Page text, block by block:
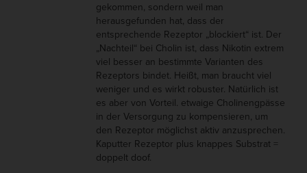
gekommen, sondern weil man
herausgefunden hat, dass der
entsprechende Rezeptor „blockiert“ ist. Der
„Nachteil“ bei Cholin ist, dass Nikotin extrem
viel besser an bestimmte Varianten des
Rezeptors bindet. Heißt, man braucht viel
weniger und es wirkt robuster. Natürlich ist
es aber von Vorteil. etwaige Cholinengpässe
in der Versorgung zu kompensieren, um
den Rezeptor möglichst aktiv anzusprechen.
Kaputter Rezeptor plus knappes Substrat =
doppelt doof.